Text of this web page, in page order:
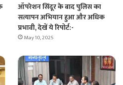
ऑपरेशन सिंदूर के बाद पुलिस का
सत्यापन अभियान हुआ और अधिक
प्रभावी, देखें ये रिपोर्ट:-
May 10, 2025